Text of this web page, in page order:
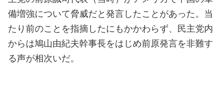
備増強について脅威だと発言したことがあった。当
たり前のことを指摘したにもかかわらず、民主党内
からは鳩山由紀夫幹事長をはじめ前原発言を非難す
る声が相次いだ。